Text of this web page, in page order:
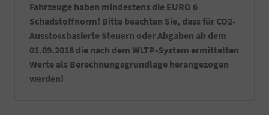
Fahrzeuge haben mindestens die EURO 6
Schadstoffnorm! Bitte beachten Sie, dass für CO2-
Ausstossbasierte Steuern oder Abgaben ab dem
01.09.2018 die nach dem WLTP-System ermittelten
Werte als Berechnungsgrundlage herangezogen
werden!